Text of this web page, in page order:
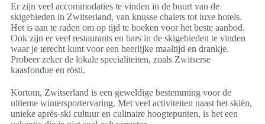
Er zijn veel accommodaties te vinden in de buurt van de
skigebieden in Zwitserland, van knusse chalets tot luxe hotels.
Het is aan te raden om op tijd te boeken voor het beste aanbod.
Ook zijn er veel restaurants en bars in de skigebieden te vinden
waar je terecht kunt voor een heerlijke maaltijd en drankje.
Probeer zeker de lokale specialiteiten, zoals Zwitserse
kaasfondue en rösti.
Kortom, Zwitserland is een geweldige bestemming voor de
ultieme wintersportervaring. Met veel activiteiten naast het skiën,
unieke après-ski cultuur en culinaire hoogtepunten, is het een